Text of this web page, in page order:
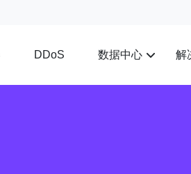
DDoS 数据中心 解